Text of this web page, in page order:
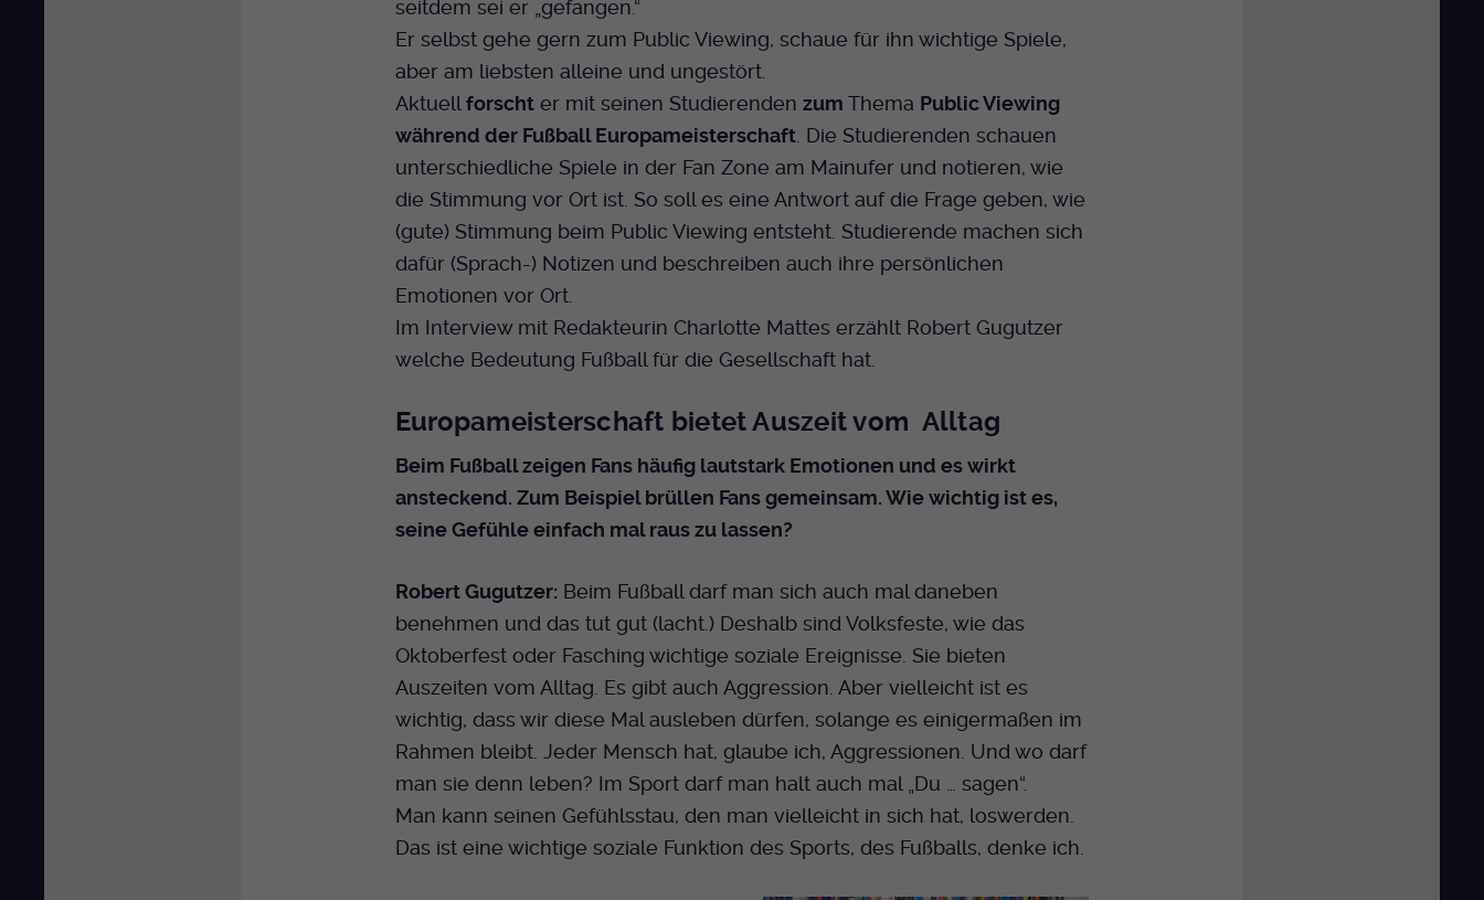
seitdem sei er „gefangen.“
Er selbst gehe gern zum Public Viewing, schaue für ihn wichtige Spiele,
aber am liebsten alleine und ungestört.
Aktuell forschter mit seinen Studierenden zum Thema Public Viewing
während der Fußball Europameisterschaft. Die Studierenden schauen
unterschiedliche Spiele in der Fan Zone am Mainufer und notieren, wie
die Stimmung vor Ort ist. So soll es eine Antwort auf die Frage geben, wie
(gute) Stimmung beim Public Viewing entsteht. Studierende machen sich
dafür (Sprach-) Notizen und beschreiben auch ihre persönlichen
Emotionen vor Ort.
Im Interview mit Redakteurin Charlotte Mattes erzählt Robert Gugutzer
welche Bedeutung Fußball für die Gesellschaft hat.
Europameisterschaft bietet Auszeit vom Alltag
Beim Fußball zeigen Fans häufig lautstark Emotionen und es wirkt
ansteckend. Zum Beispiel brüllen Fans gemeinsam. Wie wichtig ist es,
seine Gefühle einfach mal raus zu lassen?
Robert Gugutzer: Beim Fußball darf man sich auch mal daneben
benehmen und das tut gut (lacht.) Deshalb sind Volksfeste, wie das
Oktoberfest oder Fasching wichtige soziale Ereignisse. Sie bieten
Auszeiten vom Alltag. Es gibt auch Aggression. Aber vielleicht ist es
wichtig, dass wir diese Mal ausleben dürfen, solange es einigermaßen im
Rahmen bleibt. Jeder Mensch hat, glaube ich, Aggressionen. Und wo darf
man sie denn leben? Im Sport darf man halt auch mal „Du … sagen“.
Man kann seinen Gefühlsstau, den man vielleicht in sich hat, loswerden.
Das ist eine wichtige soziale Funktion des Sports, des Fußballs, denke ich.
Laufzeit Ende der Sitzung
Zweck
PHP Daten Identifikator, der gesetzt wird wenn
Name uid
Anbieter
Laufzeit Ende der Sitzung
Zweck
Webseite.
Name cookie_optin-[n]
Anbieter EKHN
Laufzeit
Bei Ausahl nur essentieller Cookies wird dieser
Cookie am Ende der Sitzung gelöscht.
Zweck
Einstellungen. Eine optionale Nummer nach
dem Namen gibt lediglich eine
Versionsnummer an.
Anbieter Medienhaus der EKHN GmbH
Laufzeit 1 Jahr
Zweck
Speicherung der Cookie Constent
Einstellungen
Spotify
Giphy
TikTok